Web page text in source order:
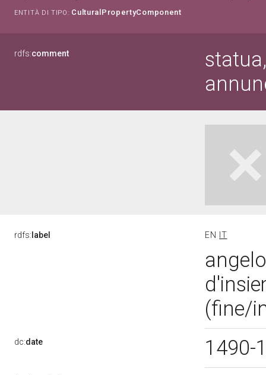
ENTITÀ DI TIPO: CulturalPropertyComponent
rdfs:comment
rdfs: label EN IT
(fine/
dc:date 1490-